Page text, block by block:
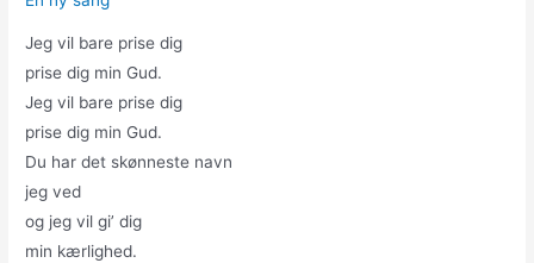
Jeg vil bare prise dig
prise dig min Gud.
Jeg vil bare prise dig
prise dig min Gud.
Du har det skønneste navn
jeg ved
og jeg vil gi’ dig
min kærlighed.